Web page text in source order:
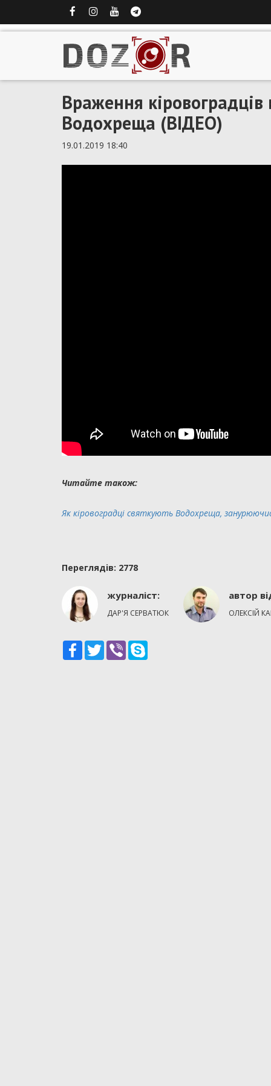
Враження
Водохреща (ВІДЕО)
19.01.2019 18:40
Читайте також:
Як кіровоградці святкують Водохреща,
Переглядiв: 2778
журналіст:
ДАР'Я СЕРВАТЮК
автор
ОЛЕКСІЙ
Facebook
TwitterViber